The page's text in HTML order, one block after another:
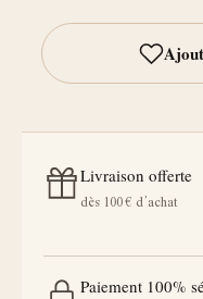
Livraison offerte
dès 100 € d’achat
Paiement 100%